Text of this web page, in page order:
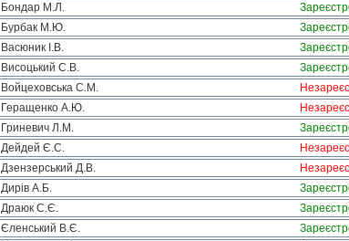
Бондар М.Л.
Бурбак М.Ю.
Васюник І.В.
Висоцький С.В.
Войцеховська С.М.
Геращенко А.Ю.
Гриневич Л.М.
Дейдей Є.С.
Дзензерський Д.В.
Дирів А.Б.
Драюк С.Є.
Єленський В.Є.